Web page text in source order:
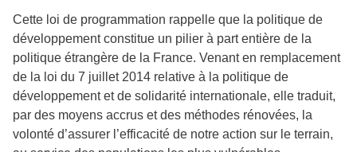
Cette loi de programmation rappelle que la politique de
développement constitue un pilier à part entière de la
politique étrangère de la France. Venant en remplacement
de la loi du 7 juillet 2014 relative à la politique de
développement et de solidarité internationale, elle traduit,
par des moyens accrus et des méthodes rénovées, la
volonté d’assurer l’efficacité de notre action sur le terrain,